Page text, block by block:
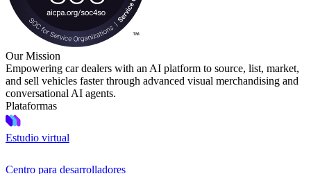
Our Mission
Empowering car dealers with an AI platform to source, list, market,
and sell vehicles faster through advanced visual merchandising and
conversational AI agents.
Plataformas
Estudio virtual
Centro para desarrolladores